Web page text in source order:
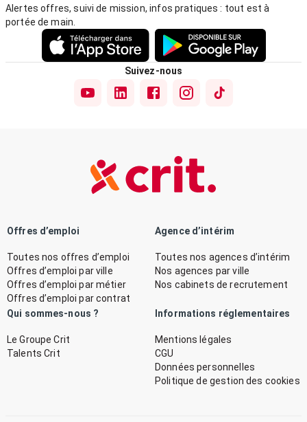
Alertes offres, suivi de mission, infos pratiques : tout est à
portée de main.
Suivez-nous
Offres d’emploi
Toutes nos offres d’emploi
Offres d’emploi par ville
Offres d’emploi par métier
Offres d’emploi par contrat
Agence d’intérim
Toutes nos agences d’intérim
Nos agences par ville
Nos cabinets de recrutement
Qui sommes-nous ?
Le Groupe Crit
Talents Crit
Informations réglementaires
Mentions légales
CGU
Données personnelles
Politique de gestion des cookies